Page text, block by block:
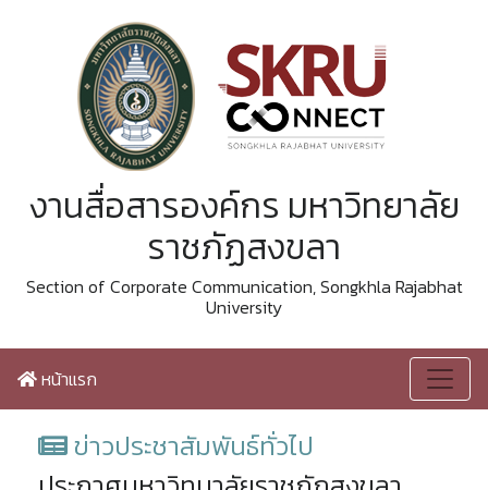
งานสื่อสารองค์กร มหาวิทยาลัย
ราชภัฏสงขลา
Section of Corporate Communication, Songkhla Rajabhat
University
หน้าแรก
ข่าวประชาสัมพันธ์ทั่วไป